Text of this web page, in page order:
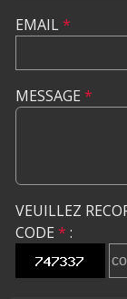
EMAIL*
MESSAGE *
VEUILLEZ
CODE * :